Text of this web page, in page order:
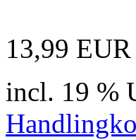
13,99 EUR
incl. 19 %